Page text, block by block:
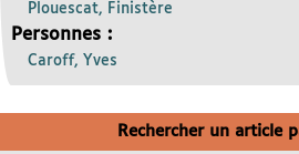
Plouescat, Finistère
Personnes :
Caroff, Yves
Rechercher un article